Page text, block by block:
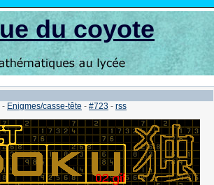
du coyote
- Enigmes/casse-tête - #723 - rss